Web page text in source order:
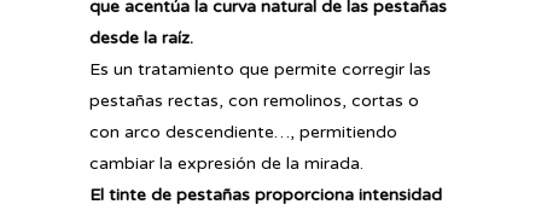
que acentúa la curva natural de las pestañas
desde la raíz.
Es un tratamiento que permite corregir las
pestañas rectas, con remolinos, cortas o
con arco descendiente…, permitiendo
cambiar la expresión de la mirada.
El tinte de pestañas proporciona intensidad